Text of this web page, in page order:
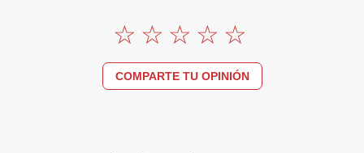
COMPARTE TU OPINIÓN